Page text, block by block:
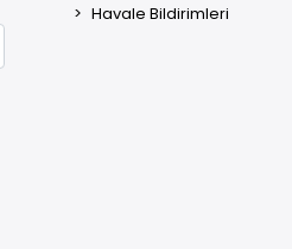
Havale Bildirimleri